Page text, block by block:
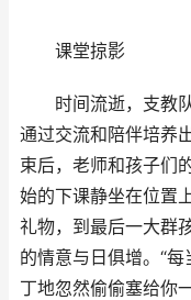
课堂掠影
时间流逝，支教队
通过交流和陪伴培养
束后，老师和孩子们
始的下课静坐在位置
礼物，到最后一大群
的情意与日俱增。“
丁地忽然偷偷塞给你